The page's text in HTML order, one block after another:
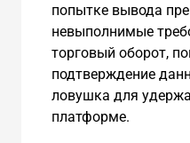
попытке вывода
невыполнимые
торговый оборот,
подтверждение
ловушка для
платформе.